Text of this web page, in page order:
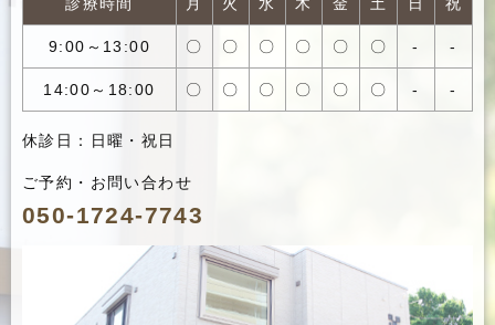
9:00～13:00 〇 〇 〇 〇 〇 〇 - -
14:00～18:00 〇 〇 〇 〇 〇 〇 - -
休診日：日曜・祝日
ご予約・お問い合わせ
050-1724-7743